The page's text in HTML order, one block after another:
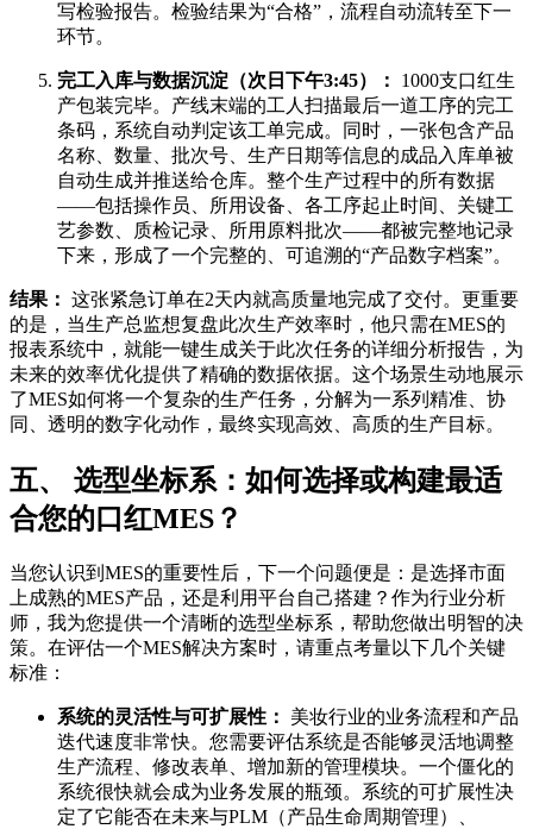
写检验报告。检验结果为“合格”，流程自动流转至下一
环节。
完工入库与数据沉淀（次日下午3:45）：
1000支口红生
产包装完毕。产线末端的工人扫描最后一道工序的完工
条码，系统自动判定该工单完成。同时，一张包含产品
名称、数量、批次号、生产日期等信息的成品入库单被
自动生成并推送给仓库。整个生产过程中的所有数据
——包括操作员、所用设备、各工序起止时间、关键工
艺参数、质检记录、所用原料批次——都被完整地记录
下来，形成了一个完整的、可追溯的“产品数字档案”。
结果： 这张紧急订单在2天内就高质量地完成了交付。更重要
的是，当生产总监想复盘此次生产效率时，他只需在MES的
报表系统中，就能一键生成关于此次任务的详细分析报告，为
未来的效率优化提供了精确的数据依据。这个场景生动地展示
了MES如何将一个复杂的生产任务，分解为一系列精准、协
同、透明的数字化动作，最终实现高效、高质的生产目标。
五、 选型坐标系：如何选择或构建最适
合您的口红MES？
当您认识到MES的重要性后，下一个问题便是：是选择市面
上成熟的MES产品，还是利用平台自己搭建？作为行业分析
师，我为您提供一个清晰的选型坐标系，帮助您做出明智的决
策。在评估一个MES解决方案时，请重点考量以下几个关键
标准：
系统的灵活性与可扩展性：
美妆行业的业务流程和产品
迭代速度非常快。您需要评估系统是否能够灵活地调整
生产流程、修改表单、增加新的管理模块。一个僵化的
系统很快就会成为业务发展的瓶颈。系统的可扩展性决
定了它能否在未来与PLM（产品生命周期管理）、